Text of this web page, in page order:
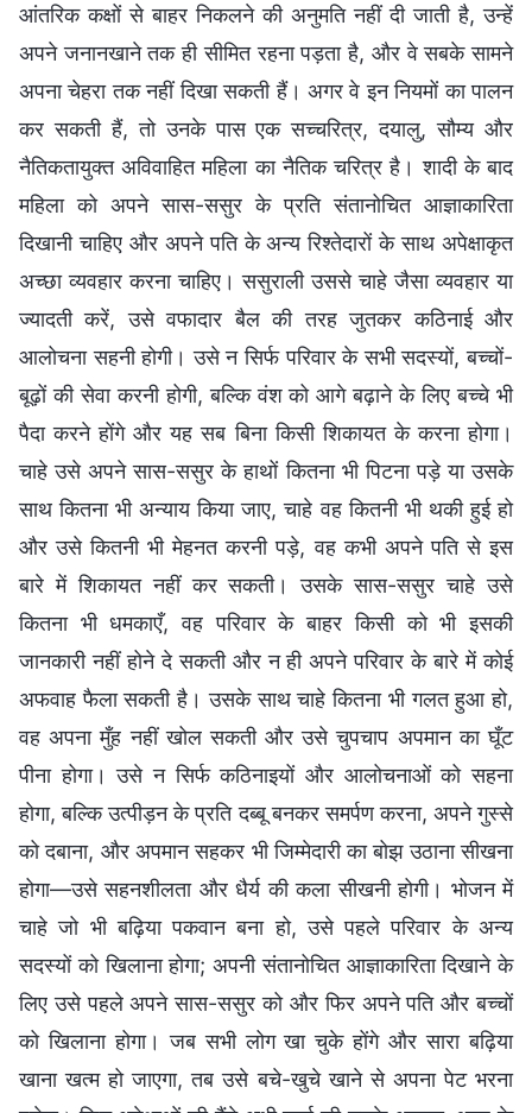
आंतरिक कक्षों से बाहर निकलने की अनुमति नहीं दी जाती है, उन्हें
अपने जनानखाने तक ही सीमित रहना पड़ता है, और वे सबके सामने
अपना चेहरा तक नहीं दिखा सकती हैं। अगर वे इन नियमों का पालन
कर सकती हैं, तो उनके पास एक सच्चरित्र, दयालु, सौम्य और
नैतिकतायुक्त अविवाहित महिला का नैतिक चरित्र है। शादी के बाद
महिला को अपने सास-ससुर के प्रति संतानोचित आज्ञाकारिता
दिखानी चाहिए और अपने पति के अन्य रिश्तेदारों के साथ अपेक्षाकृत
अच्छा व्यवहार करना चाहिए। ससुराली उससे चाहे जैसा व्यवहार या
ज्यादती करें, उसे वफादार बैल की तरह जुतकर कठिनाई और
आलोचना सहनी होगी। उसे न सिर्फ परिवार के सभी सदस्यों, बच्चों-
बूढ़ों की सेवा करनी होगी, बल्कि वंश को आगे बढ़ाने के लिए बच्चे भी
पैदा करने होंगे और यह सब बिना किसी शिकायत के करना होगा।
चाहे उसे अपने सास-ससुर के हाथों कितना भी पिटना पड़े या उसके
साथ कितना भी अन्याय किया जाए, चाहे वह कितनी भी थकी हुई हो
और उसे कितनी भी मेहनत करनी पड़े, वह कभी अपने पति से इस
बारे में शिकायत नहीं कर सकती। उसके सास-ससुर चाहे उसे
कितना भी धमकाएँ, वह परिवार के बाहर किसी को भी इसकी
जानकारी नहीं होने दे सकती और न ही अपने परिवार के बारे में कोई
अफवाह फैला सकती है। उसके साथ चाहे कितना भी गलत हुआ हो,
वह अपना मुँह नहीं खोल सकती और उसे चुपचाप अपमान का घूँट
पीना होगा। उसे न सिर्फ कठिनाइयों और आलोचनाओं को सहना
होगा, बल्कि उत्पीड़न के प्रति दब्बू बनकर समर्पण करना, अपने गुस्से
को दबाना, और अपमान सहकर भी जिम्मेदारी का बोझ उठाना सीखना
होगा—उसे सहनशीलता और धैर्य की कला सीखनी होगी। भोजन में
चाहे जो भी बढ़िया पकवान बना हो, उसे पहले परिवार के अन्य
सदस्यों को खिलाना होगा; अपनी संतानोचित आज्ञाकारिता दिखाने के
लिए उसे पहले अपने सास-ससुर को और फिर अपने पति और बच्चों
को खिलाना होगा। जब सभी लोग खा चुके होंगे और सारा बढ़िया
खाना खत्म हो जाएगा, तब उसे बचे-खुचे खाने से अपना पेट भरना